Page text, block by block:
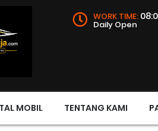
WORK TIME:
Daily Open
MOBIL TENTANG KAMI